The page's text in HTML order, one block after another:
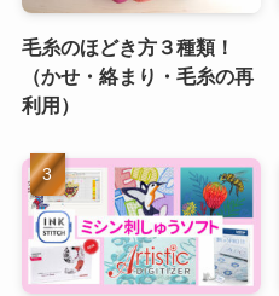
毛糸のほどき方３種類！
（かせ・絡まり・毛糸の再
利用）